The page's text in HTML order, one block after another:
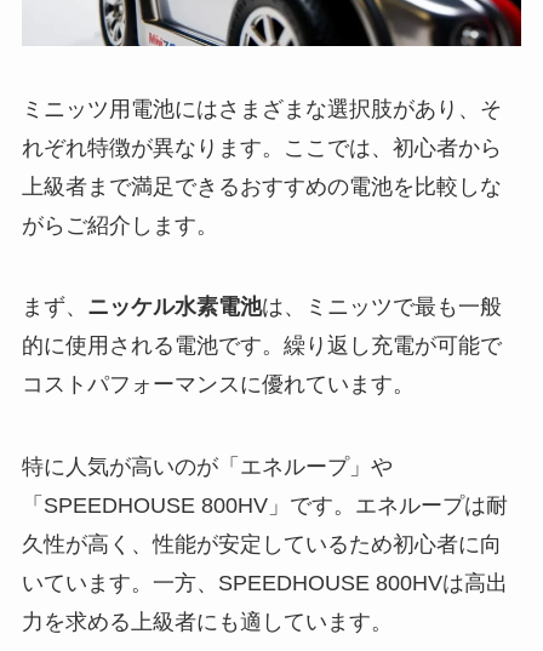
ミニッツ用電池にはさまざまな選択肢があり、そ
れぞれ特徴が異なります。ここでは、初心者から
上級者まで満足できるおすすめの電池を比較しな
がらご紹介します。
まず、 ニッケル水素電池は、ミニッツで最も一般
的に使用される電池です。繰り返し充電が可能で
コストパフォーマンスに優れています。
特に人気が高いのが「エネループ」や
「SPEEDHOUSE 800HV」です。エネループは耐
久性が高く、性能が安定しているため初心者に向
いています。一方、SPEEDHOUSE 800HVは高出
力を求める上級者にも適しています。